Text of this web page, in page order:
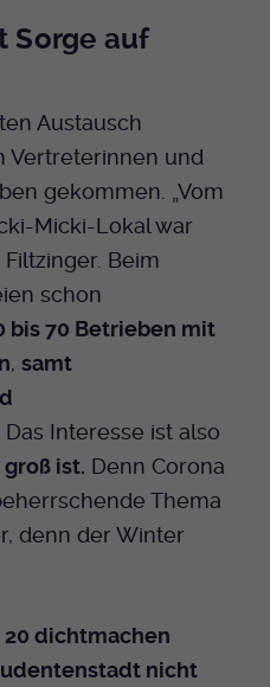
Sorge auf
Austausch
Vertreterinnen und
gekommen. „Vom
Micki-Lokal war
Beim
schon
bis 70 Betrieben mit
, samt
Das Interesse ist also
ist. Denn Corona
Thema
denn der Winter
20 dichtmachen
nicht